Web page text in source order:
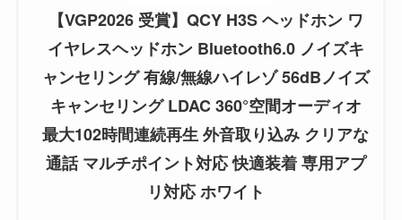
【VGP2026 受賞】QCY H3S ヘッドホン ワ
イヤレスヘッドホン Bluetooth6.0 ノイズキ
ャンセリング 有線/無線ハイレゾ 56dBノイズ
キャンセリング LDAC 360°空間オーディオ
最大102時間連続再生 外音取り込み クリアな
通話 マルチポイント対応 快適装着 専用アプ
リ対応 ホワイト